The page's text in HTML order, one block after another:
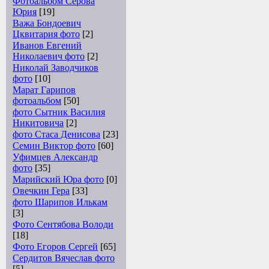
Юрия [19]
Важа Бондоевич
Цквитария фото [2]
Иванов Евгений
Николаевич фото [2]
Николай Заводчиков
фото [10]
Марат Гарипов
фотоальбом [50]
фото Сытник Василия
Никитовича [2]
фото Стаса Денисова [23]
Семин Виктор фото [60]
Уфимцев Александр
фото [35]
Марийский Юра фото [0]
Овечкин Гера [33]
фото Шарипов Илькам
[3]
Фото Сентябова Володи
[18]
Фото Егоров Сергей [65]
Сердитов Вячеслав фото